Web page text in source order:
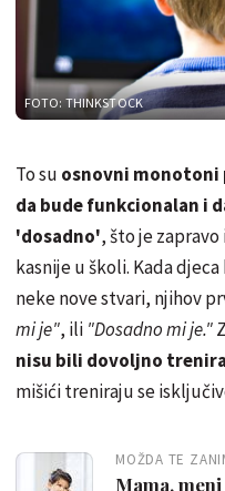
FOTO: THINKSTOCK
To su osnovni
da bude funkcionalan i
'dosadno', što je
kasnije u školi. Kada
neke nove stvari, njihov
mi je", ili "Dosadno mi je."
nisu bili dovoljno
mišići treniraju se
MOŽDA TE
Mama,